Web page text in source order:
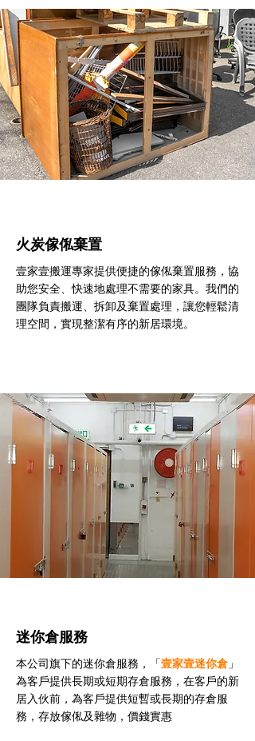
火炭傢俬棄置
壹家壹搬運專家提供便捷的傢俬棄置服務，協
助您安全、快速地處理不需要的家具。我們的
團隊負責搬運、拆卸及棄置處理，讓您輕鬆清
理空間，實現整潔有序的新居環境。
迷你倉服務
本公司旗下的迷你倉服務，「壹家壹迷你倉 」
為客戶提供長期或短期存倉服務，在客戶的新
居入伙前，為客戶提供短暫或長期的存倉服
務，存放傢俬及雜物，價錢實惠